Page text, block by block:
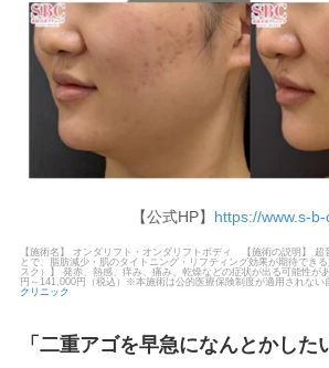
【公式HP】 https://www.s-
【施術名】 オンダリフト・オンダリフトボディ 【施術の説明】 超
とで、脂肪減少・肌のタイトニング・リフティング効果が期待でき
スク）】 発赤、熱感、痒み、痛み、乾燥などの症状が出る可能性が
円～141,000円（税込）※本施術は公的医療保険制度が適用されな
クリニック
「二重アゴを早急になんとかした